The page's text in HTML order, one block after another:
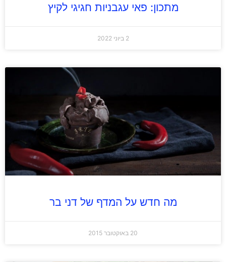
מתכון: פאי עגבניות חגיגי לקיץ
2 ביוני 2022
מה חדש על המדף של דני בר
20 באוקטובר 2015